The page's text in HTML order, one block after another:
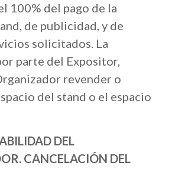
100% del pago de la
de publicidad, y de
solicitados. La
parte del Expositor,
revender o
del stand o el espacio
DEL
CANCELACIÓN DEL